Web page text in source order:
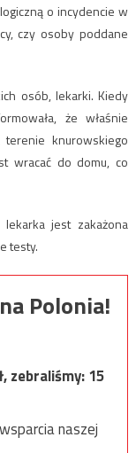
o incydencie w
czy osoby poddane
osób, lekarki. Kiedy
że właśnie
knurowskiego
wracać do domu, co
jest zakażona
testy.
Polonia!
zebraliśmy:15
naszej